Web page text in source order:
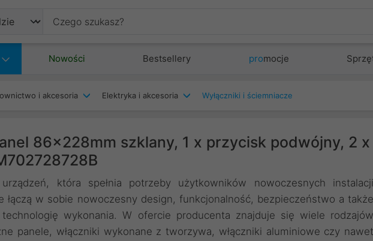
Nowości Bestsellery promocje
i akcesoria Elektryka i akcesoria Wyłączniki i ściemniacze
86x228mm szklany, 1 x przycisk podwójny, 2 x
która spełnia potrzeby użytkowników nowoczesnych instalacji
łączą w sobie nowoczesny design, funkcjonalność, bezpieczeństwo a także
technologię wykonania. W ofercie producenta znajduje się wiele rodzajów
panele, włączniki wykonane z tworzywa, włączniki aluminiowe czy nawet